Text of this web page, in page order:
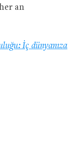
an
İç dünyanıza